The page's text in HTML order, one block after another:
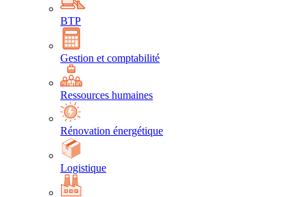
BTP
Gestion et comptabilité
Ressources humaines
Rénovation énergétique
Logistique